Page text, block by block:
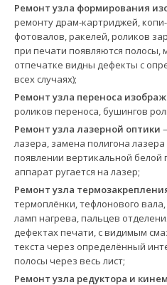
Ремонт узла формирования
ремонту драм-картриджей,
фотовалов, ракелей, роликов
при печати появляются полосы,
отпечатке видны дефекты с
всех случаях);
Ремонт узла переноса
роликов переноса, бушингов
Ремонт узла лазерной оптики
лазера, замена полигона
появлении вертикальной белой
аппарат ругается на лазер;
Ремонт узла
термоплёнки, тефлонового
ламп нагрева, пальцев
дефектах печати, с видимым
текста через определённый
полосы через весь лист;
Ремонт узла редуктора и